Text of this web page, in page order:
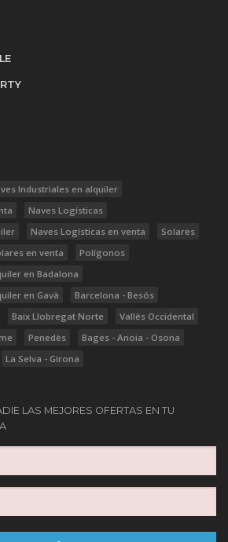
Industriales en alquiler
Naves Logísticas
Naves Logísticas en venta
Solares
en venta
Polígonos
en Badalona
en Gavà
Barcelona - Besós
Baix Llobregat Norte
Vallès Occidental
Penedès
Bages - Anoia - Osona
La Selva - Girona
LAS MEJORES OFERTAS EN TU